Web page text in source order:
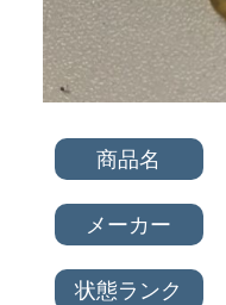
商品名
メーカー
状態ランク